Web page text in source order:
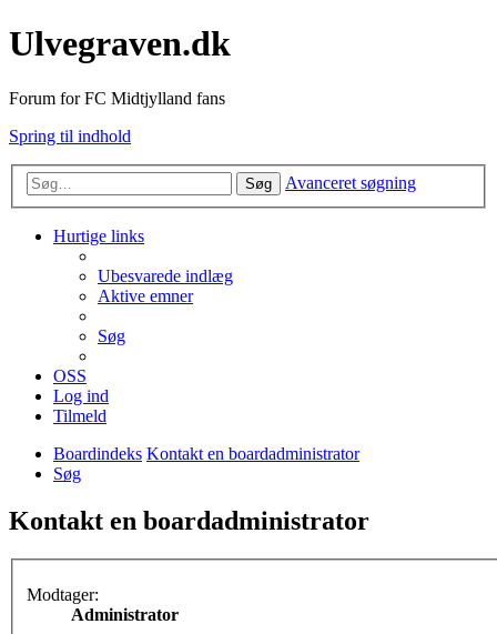
Ulvegraven.dk
Forum for FC Midtjylland fans
Spring til indhold
Søg Avanceret søgning
Hurtige links
Ubesvarede indlæg
Aktive emner
Søg
OSS
Log ind
Tilmeld
Boardindeks Kontakt en boardadministrator
Søg
Kontakt en boardadministrator
Modtager:
Administrator